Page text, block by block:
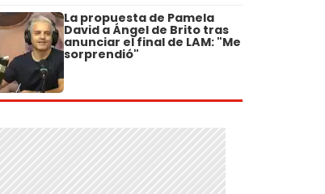
La propuesta de Pamela
David a Ángel de Brito tras
anunciar el final de LAM: "Me
sorprendió"